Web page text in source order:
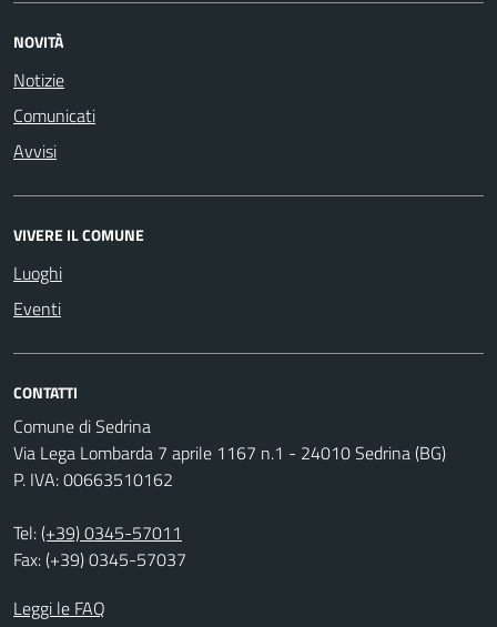
NOVITÀ
Notizie
Comunicati
Avvisi
VIVERE IL COMUNE
Luoghi
Eventi
CONTATTI
Comune di Sedrina
Via Lega Lombarda 7 aprile 1167 n.1 - 24010 Sedrina (BG)
P. IVA: 00663510162
Tel:(+39) 0345-57011
Fax: (+39) 0345-57037
Leggi le FAQ